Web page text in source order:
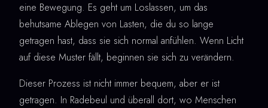
eine Bewegung. Es geht um Loslassen, um das
behutsame Ablegen von Lasten, die du so lange
getragen hast, dass sie sich normal anfühlen. Wenn Licht
auf diese Muster fällt, beginnen sie sich zu verändern.
Dieser Prozess ist nicht immer bequem, aber er ist
getragen. In Radebeul und überall dort, wo Menschen